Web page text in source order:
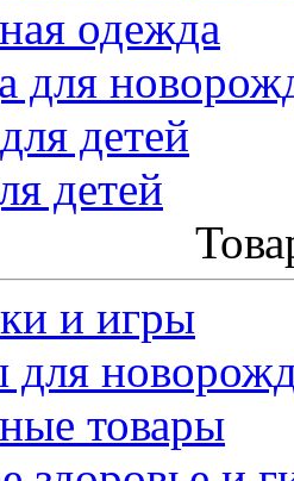
одежда
для
детей
детей
и игры
для
товары